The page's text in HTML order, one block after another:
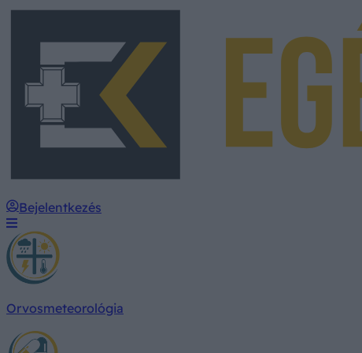
Bejelentkezés
Orvosmeteorológia